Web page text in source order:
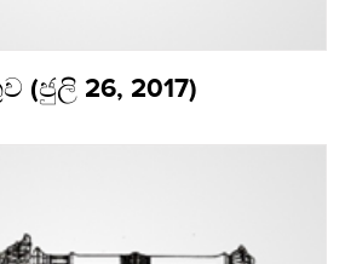
(ජුලි 26, 2017)